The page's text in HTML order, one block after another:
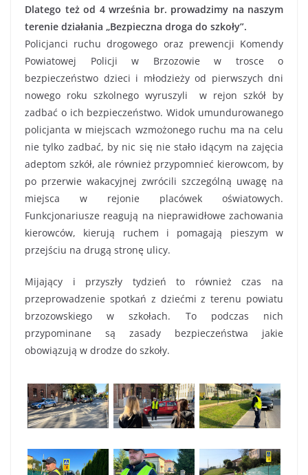
Dlatego też od 4 września br. prowadzimy na naszym
terenie działania „Bezpieczna droga do szkoły”.
Policjanci ruchu drogowego oraz prewencji Komendy
Powiatowej Policji w Brzozowie w trosce o
bezpieczeństwo dzieci i młodzieży od pierwszych dni
nowego roku szkolnego wyruszyli w rejon szkół by
zadbać o ich bezpieczeństwo. Widok umundurowanego
policjanta w miejscach wzmożonego ruchu ma na celu
nie tylko zadbać, by nic się nie stało idącym na zajęcia
adeptom szkół, ale również przypomnieć kierowcom, by
po przerwie wakacyjnej zwrócili szczególną uwagę na
miejsca w rejonie placówek oświatowych.
Funkcjonariusze reagują na nieprawidłowe zachowania
kierowców, kierują ruchem i pomagają pieszym w
przejściu na drugą stronę ulicy.
Mijający i przyszły tydzień to również czas na
przeprowadzenie spotkań z dziećmi z terenu powiatu
brzozowskiego w szkołach. To podczas nich
przypominane są zasady bezpieczeństwa jakie
obowiązują w drodze do szkoły.